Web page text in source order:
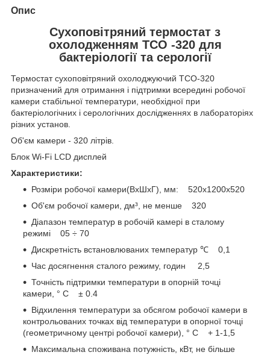
Опис
Сухоповітряний термостат з
охолодженням ТСО -320 для
бактеріології та серології
Термостат сухоповітряний охолоджуючий ТСО-320
призначений для отримання і підтримки всередині робочої
камери стабільної температури, необхідної при
бактеріологічних і серологічних дослідженнях в лабораторіях
різних установ.
Об'єм камери - 320 літрів.
Блок Wi-Fi LCD дисплей
Характеристики:
Розміри робочої камери(ВхШхГ), мм: 520х1200х520
Об'єм робочої камери, дм³, не менше 320
Діапазон температур в робочій камері в сталому
режимі 05 ÷ 70
Дискретність встановлюваних температур ℃ 0,1
Час досягнення сталого режиму, годин 2,5
Точність підтримки температури в опорній точці
камери, ° С ± 0.4
Відхилення температури за обсягом робочої камери в
контрольованих точках від температури в опорної точці
(геометричному центрі робочої камери), ° С + 1-1,5
Максимальна споживана потужність, кВт, не більше